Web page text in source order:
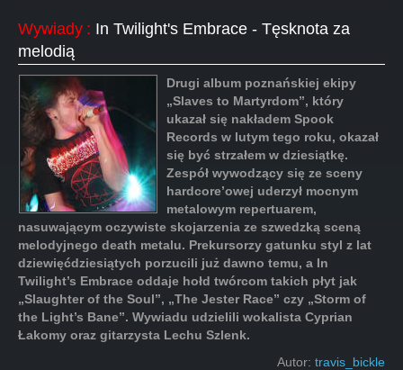
Wywiady : In Twilight's Embrace - Tęsknota za
melodią
Drugi album poznańskiej ekipy
„Slaves to Martyrdom”, który
ukazał się nakładem Spook
Records w lutym tego roku, okazał
się być strzałem w dziesiątkę.
Zespół wywodzący się ze sceny
hardcore’owej uderzył mocnym
metalowym repertuarem,
nasuwającym oczywiste skojarzenia ze szwedzką sceną
melodyjnego death metalu. Prekursorzy gatunku styl z lat
dziewięćdziesiątych porzucili już dawno temu, a In
Twilight’s Embrace oddaje hołd twórcom takich płyt jak
„Slaughter of the Soul”, „The Jester Race” czy „Storm of
the Light’s Bane”. Wywiadu udzielili wokalista Cyprian
Łakomy oraz gitarzysta Lechu Szlenk.
Autor: travis_bickle